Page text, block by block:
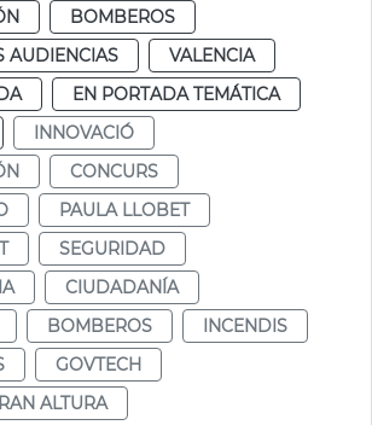
BOMBEROS
AUDIENCIAS
VALENCIA
EN PORTADA TEMÁTICA
INNOVACIÓ
CONCURS
PAULA LLOBET
SEGURIDAD
CIUDADANÍA
BOMBEROS
INCENDIS
GOVTECH
ALTURA